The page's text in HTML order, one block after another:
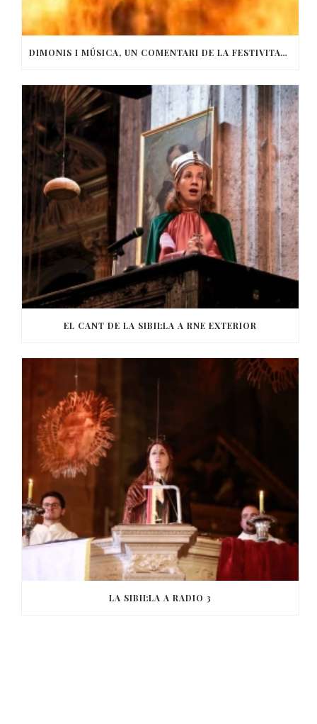
DIMONIS I MÚSICA, UN COMENTARI DE LA FESTIVITAT DE SANT ANTONI
EL CANT DE LA SIBIL·LA A RNE EXTERIOR
LA SIBIL·LA A RADIO 3